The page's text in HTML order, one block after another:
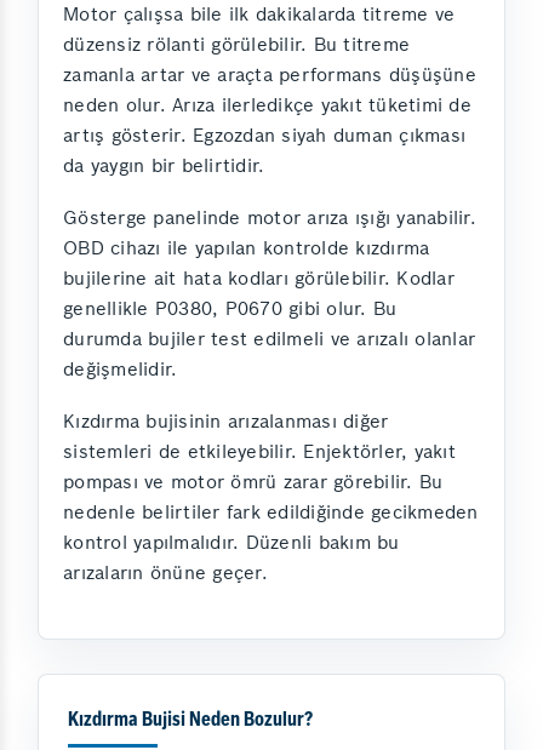
Motor çalışsa bile ilk dakikalarda titreme ve
düzensiz rölanti görülebilir. Bu titreme
zamanla artar ve araçta performans düşüşüne
neden olur. Arıza ilerledikçe yakıt tüketimi de
artış gösterir. Egzozdan siyah duman çıkması
da yaygın bir belirtidir.
Gösterge panelinde motor arıza ışığı yanabilir.
OBD cihazı ile yapılan kontrolde kızdırma
bujilerine ait hata kodları görülebilir. Kodlar
genellikle P0380, P0670 gibi olur. Bu
durumda bujiler test edilmeli ve arızalı olanlar
değişmelidir.
Kızdırma bujisinin arızalanması diğer
sistemleri de etkileyebilir. Enjektörler, yakıt
pompası ve motor ömrü zarar görebilir. Bu
nedenle belirtiler fark edildiğinde gecikmeden
kontrol yapılmalıdır. Düzenli bakım bu
arızaların önüne geçer.
Kızdırma Bujisi Neden Bozulur?